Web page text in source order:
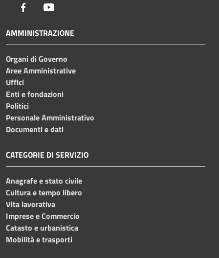
Facebook
AMMINISTRAZIONE
Organi di Governo
Aree Amministrative
Uffici
Enti e fondazioni
Politici
Personale Amministrativo
Documenti e dati
CATEGORIE DI SERVIZIO
Anagrafe e stato civile
Cultura e tempo libero
Vita lavorativa
Imprese e Commercio
Catasto e urbanistica
Mobilità e trasporti